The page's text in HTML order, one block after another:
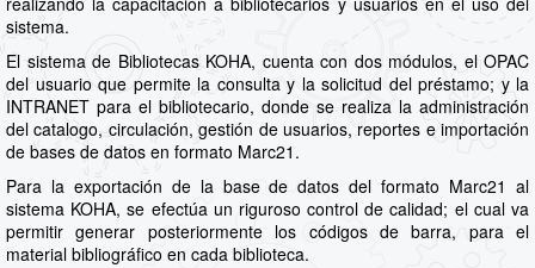
sistema.
El sistema de Bibliotecas KOHA, cuenta con dos módulos, el OPAC
del usuario que permite la consulta y la solicitud del préstamo; y la
INTRANET para el bibliotecario, donde se realiza la administración
del catalogo, circulación, gestión de usuarios, reportes e importación
de bases de datos en formato Marc21.
Para la exportación de la base de datos del formato Marc21 al
sistema KOHA, se efectúa un riguroso control de calidad; el cual va
permitir generar posteriormente los códigos de barra, para el
material bibliográfico en cada biblioteca.